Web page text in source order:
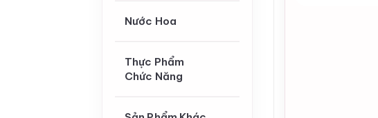
Nước Hoa
Thực Phẩm
Chức Năng